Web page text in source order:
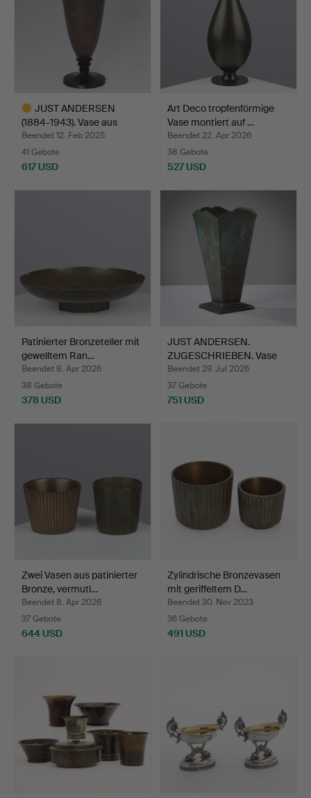
JUST ANDERSEN
(1884-1943). Vase aus
patini…
Beendet 12. Feb 2025
41 Gebote
617 USD
Art Deco tropfenförmige
Vase montiert auf …
Beendet 22. Apr 2026
38 Gebote
527 USD
Patinierter Bronzeteller mit
gewelltem Ran…
Beendet 8. Apr 2026
38 Gebote
378 USD
JUST ANDERSEN.
ZUGESCHRIEBEN. Vase
aus pat…
Beendet 29. Jul 2026
37 Gebote
751 USD
Zwei Vasen aus patinierter
Bronze, vermutl…
Beendet 8. Apr 2026
37 Gebote
644 USD
Zylindrische Bronzevasen
mit geriffeltem D…
Beendet 30. Nov 2023
36 Gebote
491 USD